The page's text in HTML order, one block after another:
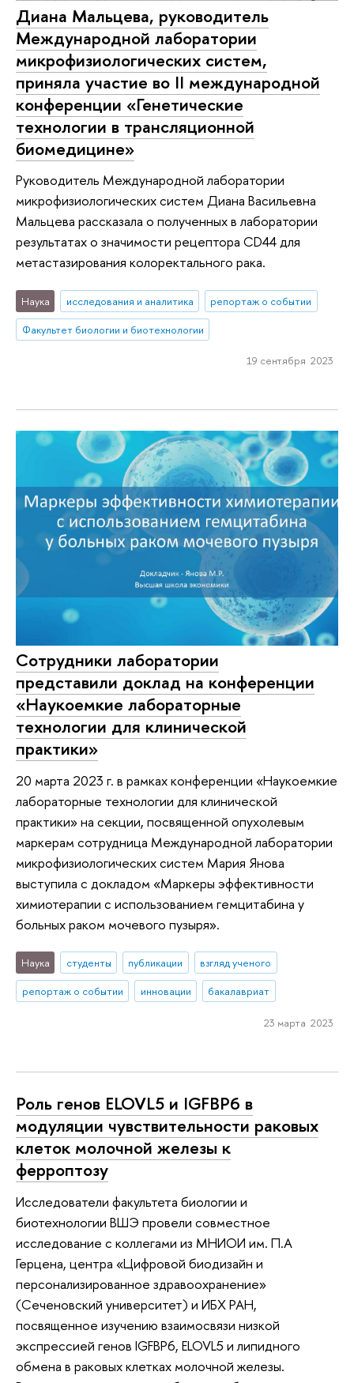
Диана Мальцева, руководитель
Международной лаборатории
микрофизиологических систем,
приняла участие во II международной
конференции «Генетические
технологии в трансляционной
биомедицине»
Руководитель Международной лаборатории
микрофизиологических систем Диана Васильевна
Мальцева рассказала о полученных в лаборатории
результатах о значимости рецептора CD44 для
метастазирования колоректального рака.
Наука исследования и аналитика
репортаж о событии
Факультет биологии и биотехнологии
19 сентября 2023
Сотрудники лаборатории
представили доклад на конференции
«Наукоемкие лабораторные
технологии для клинической
практики»
20 марта 2023 г. в рамках конференции «Наукоемкие
лабораторные технологии для клинической
практики» на секции, посвященной опухолевым
маркерам сотрудница Международной лаборатории
микрофизиологических систем Мария Янова
выступила с докладом «Маркеры эффективности
химиотерапии с использованием гемцитабина у
больных раком мочевого пузыря».
Наука студенты публикации
взгляд ученого
репортаж о событии
инновации бакалавриат
23 марта 2023
Роль генов ELOVL5 и IGFBP6 в
модуляции чувствительности раковых
клеток молочной железы к
ферроптозу
Исследователи факультета биологии и
биотехнологии ВШЭ провели совместное
исследование с коллегами из МНИОИ им. П.А
Герцена, центра «Цифровой биодизайн и
персонализированное здравоохранение»
(Сеченовский университет) и ИБХ РАН,
посвященное изучению взаимосвязи низкой
экспрессией генов IGFBP6, ELOVL5 и липидного
обмена в раковых клетках молочной железы.